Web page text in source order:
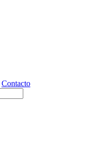
Contacto